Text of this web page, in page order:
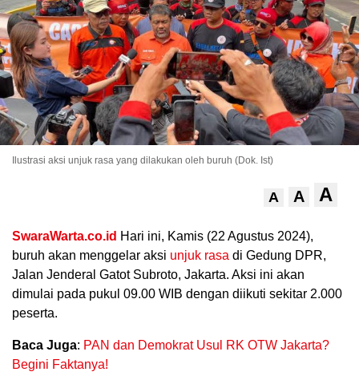
Ilustrasi aksi unjuk rasa yang dilakukan oleh buruh (Dok. Ist)
A A A
SwaraWarta.co.id Hari ini, Kamis (22 Agustus 2024),
buruh akan menggelar aksi unjuk rasa di Gedung DPR,
Jalan Jenderal Gatot Subroto, Jakarta. Aksi ini akan
dimulai pada pukul 09.00 WIB dengan diikuti sekitar 2.000
peserta.
Baca Juga: PAN dan Demokrat Usul RK OTW Jakarta?
Begini Faktanya!